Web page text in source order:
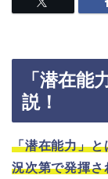
「潜在能
説！
「潜在能力」と
況次第で発揮さ